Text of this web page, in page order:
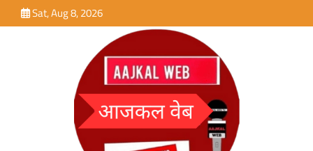
to
Sat, Aug 8, 2026